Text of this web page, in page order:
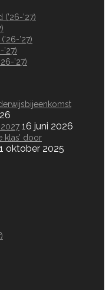
’27)
’27)
’27)
16 juni 2026
klas’ door
oktober 2025